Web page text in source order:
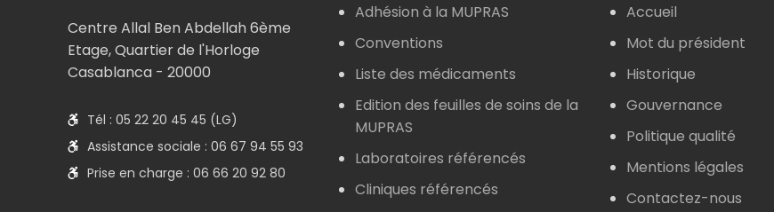
Centre Allal Ben Abdellah 6ème
Etage, Quartier de l'Horloge
Casablanca - 20000
Tél : 05 22 20 45 45 (LG)
Assistance sociale : 06 67 94 55 93
Prise en charge : 06 66 20 92 80
Adhésion à la MUPRAS
Conventions
Liste des médicaments
Edition des feuilles de soins de la
MUPRAS
Laboratoires référencés
Cliniques référencés
Accueil
Mot du président
Historique
Gouvernance
Politique qualité
Mentions légales
Contactez-nous